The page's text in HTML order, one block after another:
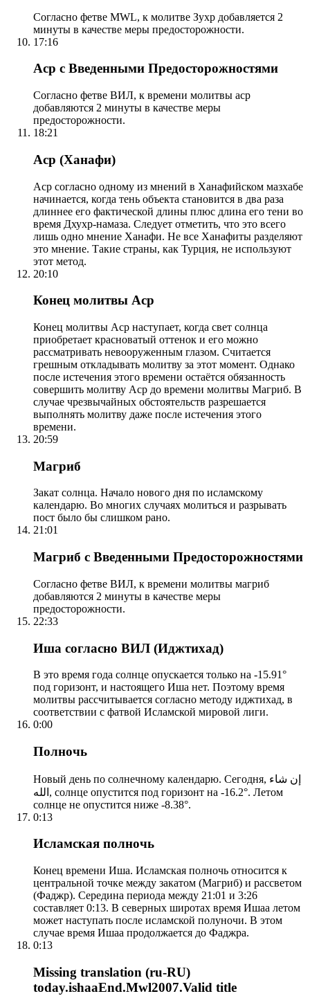
Согласно фетве MWL, к молитве Зухр добавляется 2
минуты в качестве меры предосторожности.
17:16
Аср с Введенными Предосторожностями
Согласно фетве ВИЛ, к времени молитвы аср
добавляются 2 минуты в качестве меры
предосторожности.
18:21
Аср (Ханафи)
Аср согласно одному из мнений в Ханафийском мазхабе
начинается, когда тень объекта становится в два раза
длиннее его фактической длины плюс длина его тени во
время Дхухр-намаза. Следует отметить, что это всего
лишь одно мнение Ханафи. Не все Ханафиты разделяют
это мнение. Такие страны, как Турция, не используют
этот метод.
20:10
Конец молитвы Аср
Конец молитвы Аср наступает, когда свет солнца
приобретает красноватый оттенок и его можно
рассматривать невооруженным глазом. Считается
грешным откладывать молитву за этот момент. Однако
после истечения этого времени остаётся обязанность
совершить молитву Аср до времени молитвы Магриб. В
случае чрезвычайных обстоятельств разрешается
выполнять молитву даже после истечения этого
времени.
20:59
Магриб
Закат солнца. Начало нового дня по исламскому
календарю. Во многих случаях молиться и разрывать
пост было бы слишком рано.
21:01
Магриб с Введенными Предосторожностями
Согласно фетве ВИЛ, к времени молитвы магриб
добавляются 2 минуты в качестве меры
предосторожности.
22:33
Иша согласно ВИЛ (Иджтихад)
В это время года солнце опускается только на -15.91°
под горизонт, и настоящего Иша нет. Поэтому время
молитвы рассчитывается согласно методу иджтихад, в
соответствии с фатвой Исламской мировой лиги.
0:00
Полночь
Новый день по солнечному календарю. Сегодня, إن شاء
الله, солнце опустится под горизонт на -16.2°. Летом
солнце не опустится ниже -8.38°.
0:13
Исламская полночь
Конец времени Иша. Исламская полночь относится к
центральной точке между закатом (Магриб) и рассветом
(Фаджр). Середина периода между 21:01 и 3:26
составляет 0:13. В северных широтах время Ишаа летом
может наступать после исламской полуночи. В этом
случае время Ишаа продолжается до Фаджра.
0:13
Missing translation (ru-RU)
today.ishaaEnd.Mwl2007.Valid title